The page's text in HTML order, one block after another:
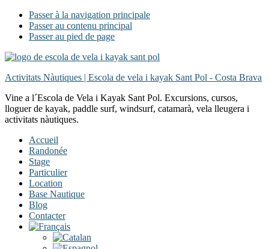
Passer à la navigation principale
Passer au contenu principal
Passer au pied de page
Activitats Nàutiques | Escola de vela i kayak Sant Pol - Costa Brava
Vine a l´Escola de Vela i Kayak Sant Pol. Excursions, cursos,
lloguer de kayak, paddle surf, windsurf, catamarà, vela lleugera i
activitats nàutiques.
Accueil
Randonée
Stage
Particulier
Location
Base Nautique
Blog
Contacter